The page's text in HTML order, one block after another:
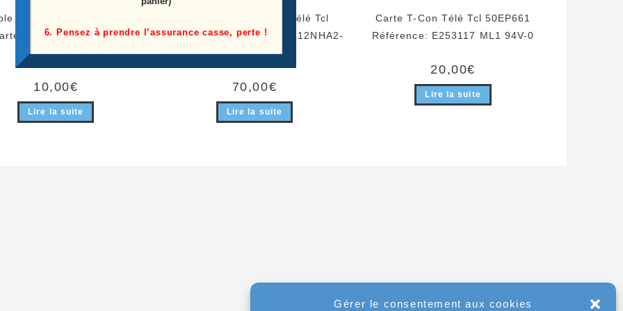
Gérer le consentement aux cookies
Nappes De Connexion De
T-Con Au Lcd Télé Tcl
50EP661
10,00€
Lire la suite
Carte D’Alimentation Télé Tcl
50EP661 Référence: 08-L12NHA2-
PW200AB
70,00€
Lire la suite
Carte T-Con Télé Tcl 50EP661
Référence: E253117 ML1 94V-0
20,00€
Lire la suite
6. Pensez à prendre l’assurance casse, perte !